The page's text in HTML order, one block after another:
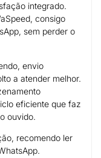
integrado.
consigo
sem perder o
envio
a atender melhor.
eficiente que faz
ouvido.
recomendo ler